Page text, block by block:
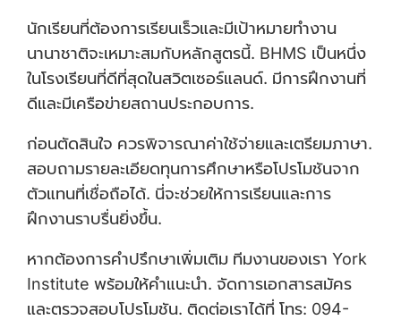
นักเรียนที่ต้องการเรียนเร็วและมีเป้าหมายทำงาน
นานาชาติจะเหมาะสมกับหลักสูตรนี้. BHMS เป็นหนึ่ง
ในโรงเรียนที่ดีที่สุดในสวิตเซอร์แลนด์. มีการฝึกงานที่
ดีและมีเครือข่ายสถานประกอบการ.
ก่อนตัดสินใจ ควรพิจารณาค่าใช้จ่ายและเตรียมภาษา.
สอบถามรายละเอียดทุนการศึกษาหรือโปรโมชันจาก
ตัวแทนที่เชื่อถือได้. นี่จะช่วยให้การเรียนและการ
ฝึกงานราบรื่นยิ่งขึ้น.
หากต้องการคำปรึกษาเพิ่มเติม ทีมงานของเรา York
Institute พร้อมให้คำแนะนำ. จัดการเอกสารสมัคร
และตรวจสอบโปรโมชัน. ติดต่อเราได้ที่ โทร: 094-